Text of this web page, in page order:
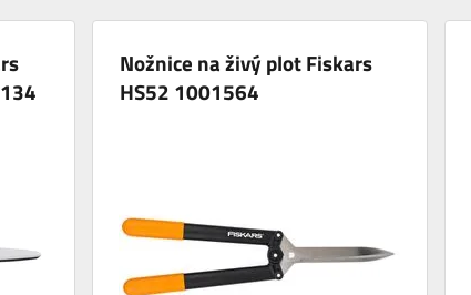
Nožnice na živý plot Fiskars
HS52 1001564